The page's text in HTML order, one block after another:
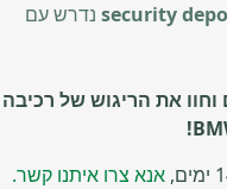
נדרש עם
את הריגוש של רכיבה
אנא צרו איתנו קשר.